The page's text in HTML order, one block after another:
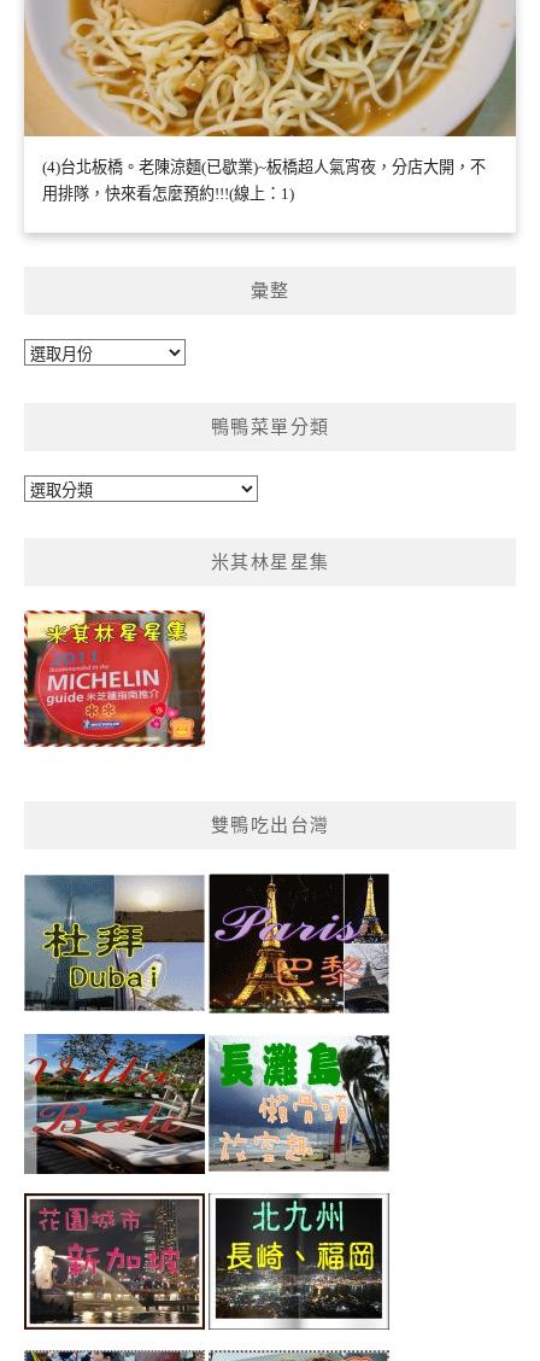
(4)台北板橋。老陳涼麵(已歇業)~板橋超人氣宵夜，分店大開，不
用排隊，快來看怎麼預約!!!(線上：1)
彙整
彙
鴨鴨菜單分類
鴨
類
米其林星星集
雙鴨吃出台灣